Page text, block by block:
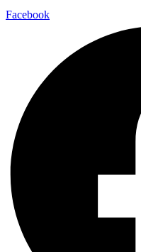
Facebook